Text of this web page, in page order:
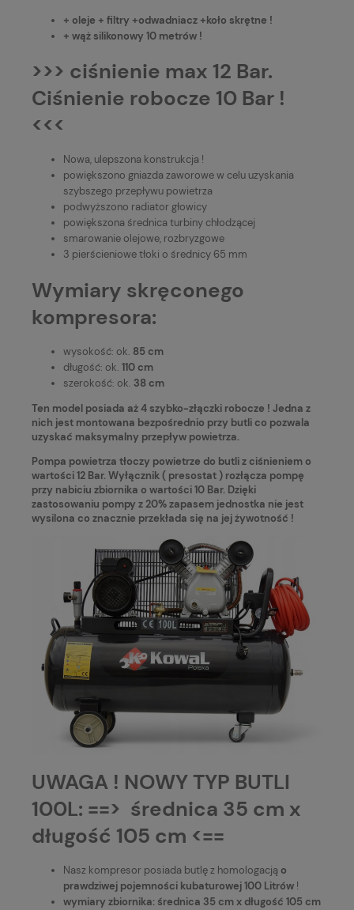
+ oleje + filtry +odwadniacz +koło skrętne !
+ wąż silikonowy 10 metrów !
>>> ciśnienie max 12 Bar.
Ciśnienie robocze 10 Bar !
<<<
Nowa, ulepszona konstrukcja !
powiększono gniazda zaworowe w celu uzyskania
szybszego przepływu powietrza
podwyższono radiator głowicy
powiększona średnica turbiny chłodzącej
smarowanie olejowe, rozbryzgowe
3 pierścieniowe tłoki o średnicy 65 mm
Wymiary skręconego
kompresora:
wysokość: ok. 85 cm
długość: ok. 110 cm
szerokość: ok. 38 cm
Ten model posiada aż 4 szybko-złączki robocze ! Jedna z
nich jest montowana bezpośrednio przy butli co pozwala
uzyskać maksymalny przepływ powietrza.
Pompa powietrza tłoczy powietrze do butli z ciśnieniem o
wartości 12 Bar. Wyłącznik ( presostat ) rozłącza pompę
przy nabiciu zbiornika o wartości 10 Bar. Dzięki
zastosowaniu pompy z 20% zapasem jednostka nie jest
wysilona co znacznie przekłada się na jej żywotność !
UWAGA ! NOWY TYP BUTLI
100L: ==> średnica 35 cm x
długość 105 cm <==
Nasz kompresor posiada butlę z homologacją o
prawdziwej pojemności kubaturowej 100 Litrów !
wymiary zbiornika: średnica 35 cm x długość 105 cm